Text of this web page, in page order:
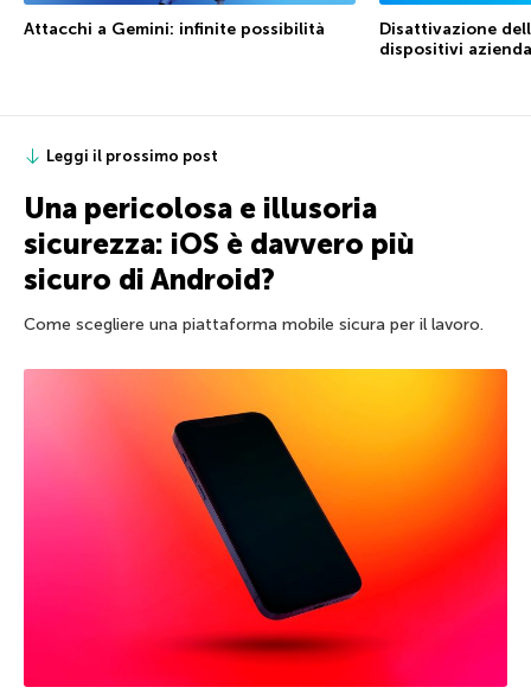
Attacchi a Gemini: infinite possibilità
Disattivazione
dispositivi
Leggi il prossimo post
Una pericolosa e illusoria
sicurezza: iOS è davvero più
sicuro di Android?
Come scegliere una piattaforma mobile sicura per il lavoro.